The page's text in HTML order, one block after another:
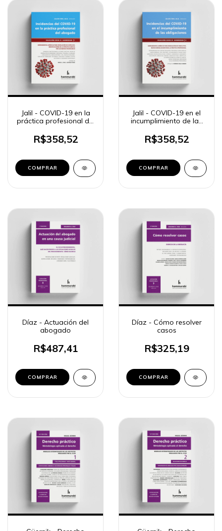
Jalil - COVID-19 en la
práctica profesional del
R$358,52
COMPRAR
Jalil - COVID-19 en el
incumplimiento de las
R$358,52
COMPRAR
Díaz - Actuación del
abogado
R$487,41
COMPRAR
Díaz - Cómo resolver
casos
R$325,19
COMPRAR